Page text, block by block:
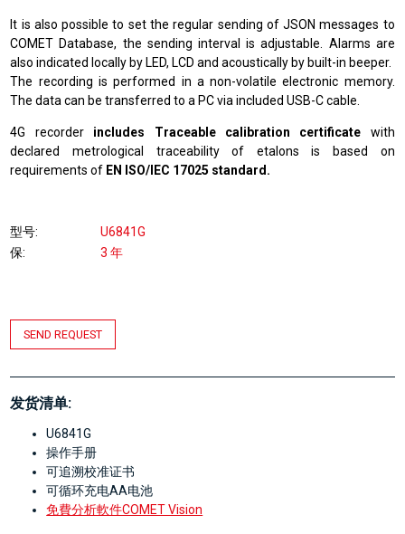
It is also possible to set the regular sending of JSON messages to
COMET Database, the sending interval is adjustable. Alarms are
also indicated locally by LED, LCD and acoustically by built-in beeper.
The recording is performed in a non-volatile electronic memory.
The data can be transferred to a PC via included USB-C cable.
4G recorderincludes Traceable calibration certificate with
declared metrological traceability of etalons is based on
requirements of EN ISO/IEC 17025 standard.
型号
U6841G
保
3 年
SEND REQUEST
发货清单:
U6841G
操作手册
可追溯校准证书
可循环充电AA电池
免費分析軟件COMET Vision